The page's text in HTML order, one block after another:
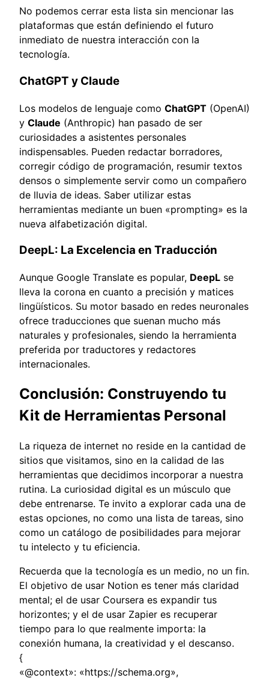
No podemos cerrar esta lista sin mencionar las
plataformas que están definiendo el futuro
inmediato de nuestra interacción con la
tecnología.
ChatGPT y Claude
Los modelos de lenguaje como ChatGPT (OpenAI)
y Claude (Anthropic) han pasado de ser
curiosidades a asistentes personales
indispensables. Pueden redactar borradores,
corregir código de programación, resumir textos
densos o simplemente servir como un compañero
de lluvia de ideas. Saber utilizar estas
herramientas mediante un buen «prompting» es la
nueva alfabetización digital.
DeepL: La Excelencia en Traducción
Aunque Google Translate es popular, DeepL se
lleva la corona en cuanto a precisión y matices
lingüísticos. Su motor basado en redes neuronales
ofrece traducciones que suenan mucho más
naturales y profesionales, siendo la herramienta
preferida por traductores y redactores
internacionales.
Conclusión: Construyendo tu
Kit de Herramientas Personal
La riqueza de internet no reside en la cantidad de
sitios que visitamos, sino en la calidad de las
herramientas que decidimos incorporar a nuestra
rutina. La curiosidad digital es un músculo que
debe entrenarse. Te invito a explorar cada una de
estas opciones, no como una lista de tareas, sino
como un catálogo de posibilidades para mejorar
tu intelecto y tu eficiencia.
Recuerda que la tecnología es un medio, no un fin.
El objetivo de usar Notion es tener más claridad
mental; el de usar Coursera es expandir tus
horizontes; y el de usar Zapier es recuperar
tiempo para lo que realmente importa: la
conexión humana, la creatividad y el descanso.
{
«@context»: «https://schema.org»,